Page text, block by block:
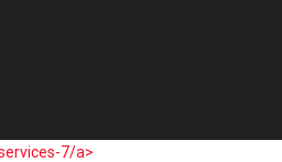
7/a>